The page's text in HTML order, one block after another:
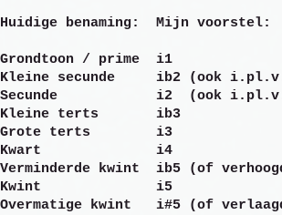
Huidige benaming: Mijn voorstel:
Grondtoon / prime i1
Kleine secunde ib2 (ook i.pl.v.
Secunde i2 (ook i.pl.v.
Kleine terts ib3
Grote terts i3
Kwart i4
Verminderde kwint ib5 (of
Kwint i5
Overmatige kwint i#5 (of